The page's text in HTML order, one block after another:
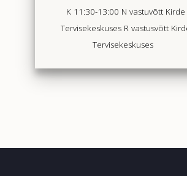
K 11:30-13:00 N vastuvõtt Kirde
Tervisekeskuses R vastusvõtt
Tervisekeskuses